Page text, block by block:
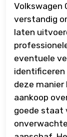
Volkswagen
verstandig
laten
eventuele
identificeren
deze
aankoop
goede staat